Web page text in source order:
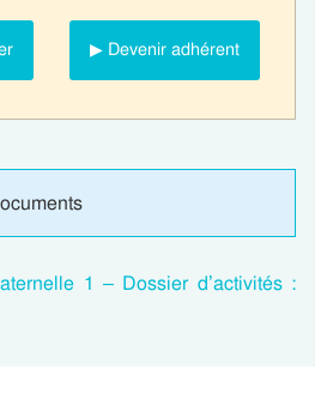
▶ Devenir adhérent
1 – Dossier d’activités :